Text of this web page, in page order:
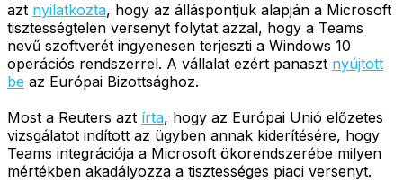
azt nyilatkozta, hogy az álláspontjuk alapján a Microsoft
tisztességtelen versenyt folytat azzal, hogy a Teams
nevű szoftverét ingyenesen terjeszti a Windows 10
operációs rendszerrel. A vállalat ezért panaszt nyújtott
be az Európai Bizottsághoz.
Most a Reuters azt írta, hogy az Európai Unió előzetes
vizsgálatot indított az ügyben annak kiderítésére, hogy
Teams integrációja a Microsoft ökorendszerébe milyen
mértékben akadályozza a tisztességes piaci versenyt.